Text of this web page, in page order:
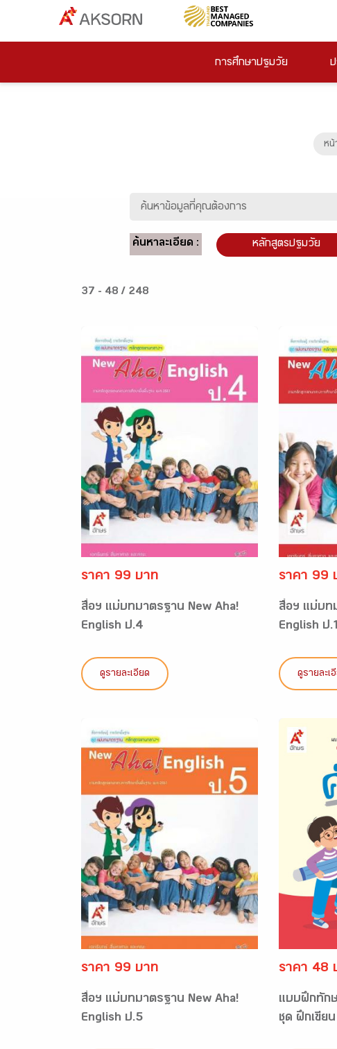
การศึกษาปฐมวัย
หน้
ค้นหาละเอียด : หลักสูตรปฐมวัย
37 - 48 / 248
ราคา 99 บาท
สื่อฯ แม่บทมาตรฐาน New Aha!
English ป.4
ดูรายละเอียด
ราคา 99
สื่อฯ แม่บท
English ป.1
ดูรายละเ
ราคา 99 บาท
สื่อฯ แม่บทมาตรฐาน New Aha!
English ป.5
ราคา 48
แบบฝึกทัก
ชุด ฝึกเขียน